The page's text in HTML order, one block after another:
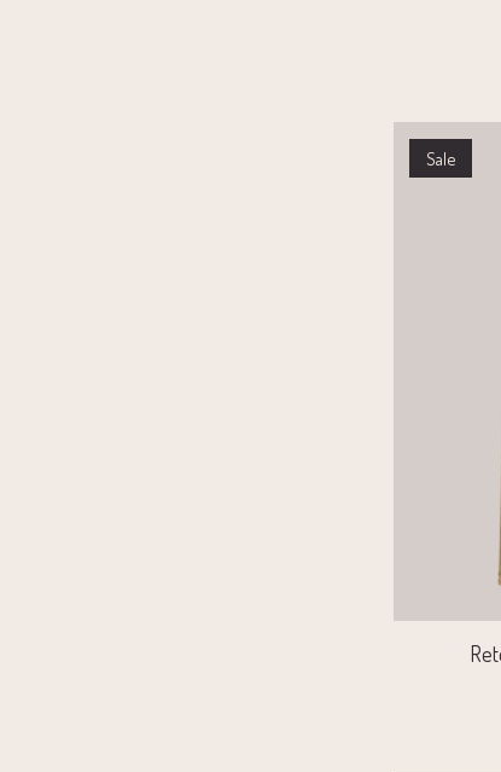
Sale